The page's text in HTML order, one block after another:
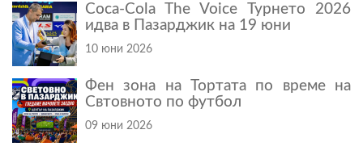
Coca-Cola The Voice Турнето 2026
идва в Пазарджик на 19 юни
10 юни 2026
Фен зона на Тортата по време на
Свтовното по футбол
09 юни 2026